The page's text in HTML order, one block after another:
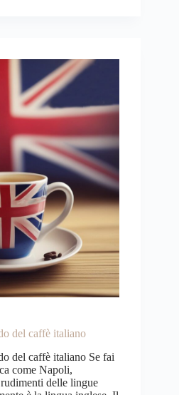
del caffè italiano
del caffè italiano Se fai
come Napoli,
delle lingue